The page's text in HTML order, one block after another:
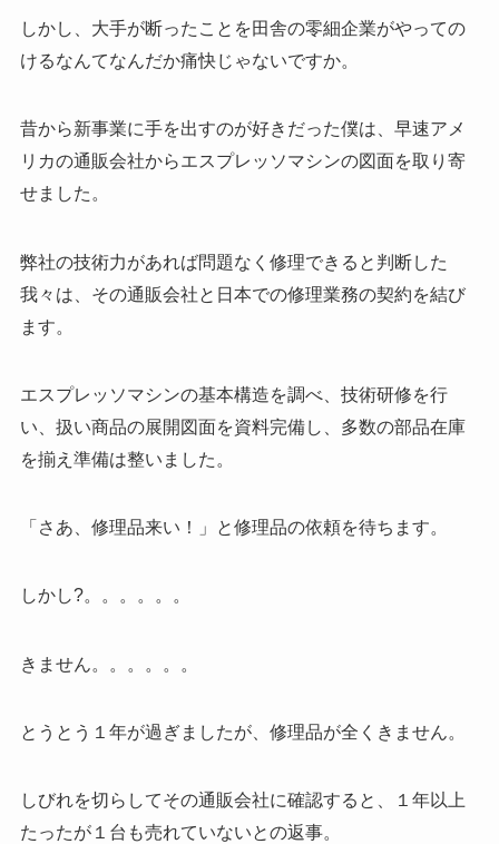
しかし、大手が断ったことを田舎の零細企業がやっての
けるなんてなんだか痛快じゃないですか。
昔から新事業に手を出すのが好きだった僕は、早速アメ
リカの通販会社からエスプレッソマシンの図面を取り寄
せました。
弊社の技術力があれば問題なく修理できると判断した
我々は、その通販会社と日本での修理業務の契約を結び
ます。
エスプレッソマシンの基本構造を調べ、技術研修を行
い、扱い商品の展開図面を資料完備し、多数の部品在庫
を揃え準備は整いました。
「さあ、修理品来い！」と修理品の依頼を待ちます。
しかし?。。。。。。
きません。。。。。。
とうとう１年が過ぎましたが、修理品が全くきません。
しびれを切らしてその通販会社に確認すると、１年以上
たったが１台も売れていないとの返事。